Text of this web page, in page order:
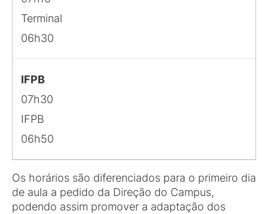
Terminal
06h30
IFPB
07h30
IFPB
06h50
Os horários são diferenciados para o primeiro dia
de aula a pedido da Direção do Campus,
podendo assim promover a adaptação dos